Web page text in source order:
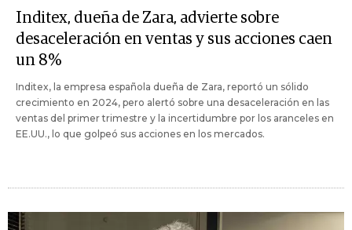
Inditex, dueña de Zara, advierte sobre
desaceleración en ventas y sus acciones caen
un 8%
Inditex, la empresa española dueña de Zara, reportó un sólido
crecimiento en 2024, pero alertó sobre una desaceleración en las
ventas del primer trimestre y la incertidumbre por los aranceles en
EE.UU., lo que golpeó sus acciones en los mercados.